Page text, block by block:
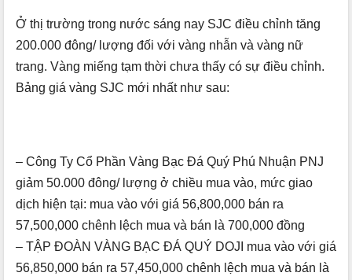
Ở thị trường trong nước sáng nay SJC điều chỉnh tăng
200.000 đông/ lượng đối với vàng nhẫn và vàng nữ
trang. Vàng miếng tạm thời chưa thấy có sự điều chỉnh.
Bảng giá vàng SJC mới nhất như sau:
– Công Ty Cổ Phần Vàng Bạc Đá Quý Phú Nhuận PNJ
giảm 50.000 đông/ lượng ở chiều mua vào, mức giao
dịch hiện tại: mua vào với giá 56,800,000 bán ra
57,500,000 chênh lệch mua và bán là 700,000 đồng
– TẬP ĐOÀN VÀNG BẠC ĐÁ QUÝ DOJI mua vào với giá
56,850,000 bán ra 57,450,000 chênh lệch mua và bán là